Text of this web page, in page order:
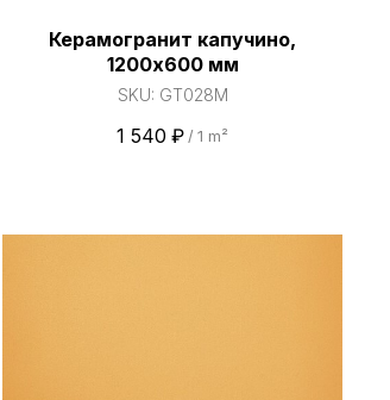
Керамогранит капучино,
1200х600 мм
SKU: GT028M
1 540 ₽ / 1 m²